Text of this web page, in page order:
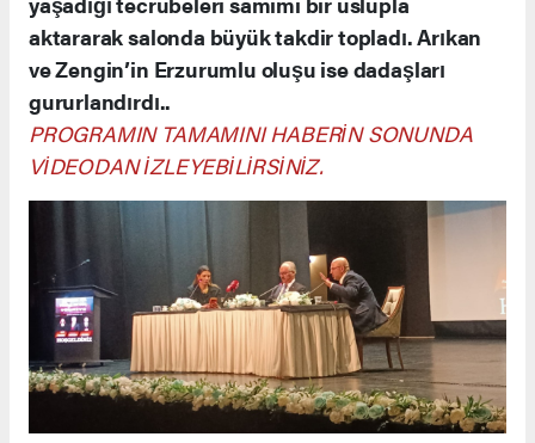
aktararak salonda büyük takdir topladı. Arıkan
ve Zengin’in Erzurumlu oluşu ise dadaşları
gururlandırdı..
PROGRAMIN TAMAMINI HABERİN SONUNDA
VİDEODAN İZLEYEBİLİRSİNİZ.